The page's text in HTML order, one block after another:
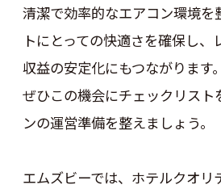
清潔で効率的なエアコン環境を
トにとっての快適さを確保し、
収益の安定化にもつながります。
ぜひこの機会にチェックリスト
ンの運営準備を整えましょう。
エムズビーでは、ホテルクオリ